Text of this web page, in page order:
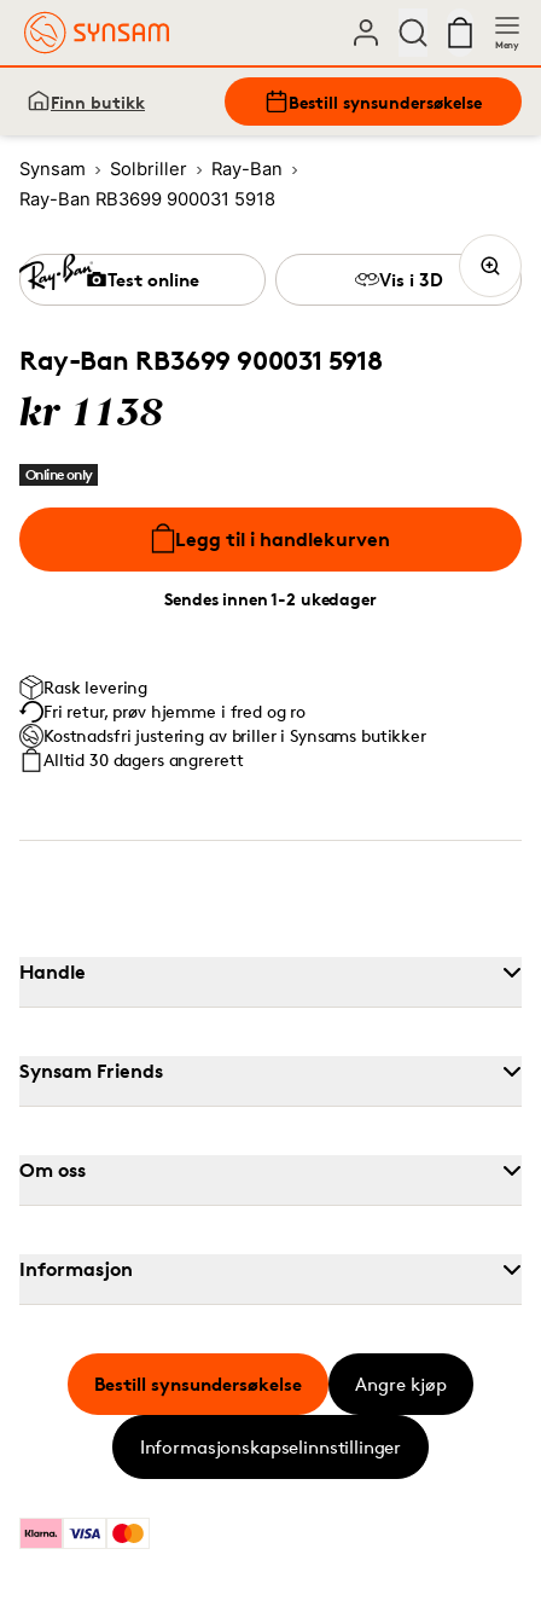
Meny
Finn butikk Bestill synsundersøkelse
Synsam Solbriller
Ray-Ban
Ray-Ban RB3699 900031 5918
Ray-Ban RB3699 900031 5918
kr 1138
Online only
Legg til i handlekurven
Sendes innen 1-2 ukedager
Test online Vis i 3D
Rask levering
Fri retur, prøv hjemme i fred og ro
Kostnadsfri justering av briller i Synsams butikker
Alltid 30 dagers angrerett
Handle
Synsam Friends
Om oss
Informasjon
KlarnaVisa Mastercard
Bestill synsundersøkelse Angre kjøp
Informasjonskapselinnstillinger